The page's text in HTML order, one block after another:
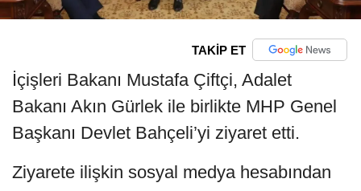
TAKİP ET
İçişleri Bakanı Mustafa Çiftçi, Adalet
Bakanı Akın Gürlek ile birlikte MHP Genel
Başkanı Devlet Bahçeli’yi ziyaret etti.
Ziyarete ilişkin sosyal medya hesabından